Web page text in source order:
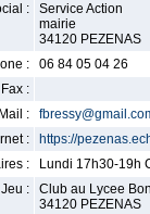
:
Service Action
mairie
34120 PEZENAS
:
06 84 05 04 26
Fax :
:
:
https://
:
Lundi 17h30-19h
:
Club au Lycee
34120 PEZENAS